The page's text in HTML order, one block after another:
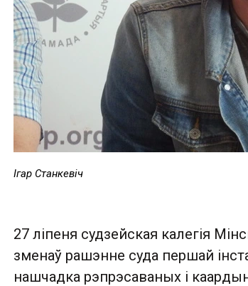
Ігар Станкевіч
27 ліпеня судзейская калегія
зменаў рашэнне суда першай
нашчадка рэпрэсаваных і